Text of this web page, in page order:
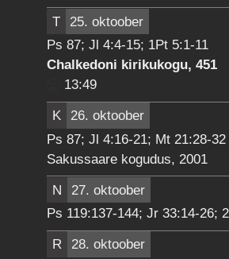
T
25. oktoober
Ps 87; Jl 4:4-15; 1Pt 5:1-11
Chalkedoni kirikukogu, 451
13:49
K
26. oktoober
Ps 87; Jl 4:16-21; Mt 21:28-32
Sakussaare kogudus, 2001
N
27. oktoober
Ps 119:137-144; Jr 33:14-26;
R
28. oktoober